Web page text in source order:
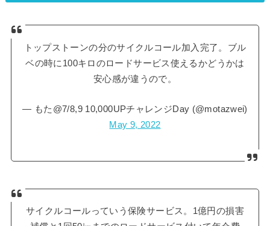
トップストーンの分のサイクルコール加入完了。ブル
ベの時に100キロのロードサービス使えるかどうかは
安心感が違うので。
— もた@7/8,9 10,000UPチャレンジDay (@motazwei)
May 9, 2022
サイクルコールっていう保険サービス。1億円の損害